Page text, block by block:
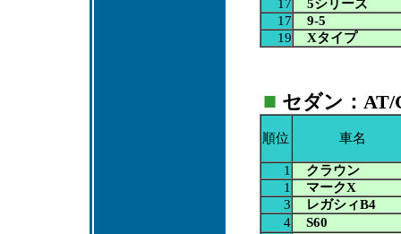
17
5シリーズ
17
9-5
19
Xタイプ
■ セダン：AT/
順位 車名
1
クラウン
1
マークX
3
レガシィB4
4
S60